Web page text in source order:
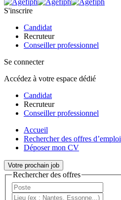
S'inscrire
Candidat
Recruteur
Conseiller professionnel
Se connecter
Accédez à votre espace dédié
Candidat
Recruteur
Conseiller professionnel
Accueil
Rechercher des offres d’emploi
Déposer mon CV
Votre prochain job
Rechercher des offres